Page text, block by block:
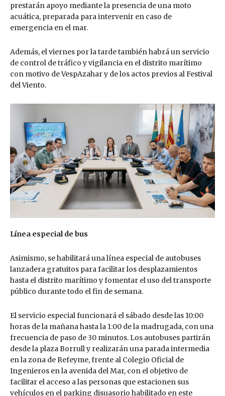
prestarán apoyo mediante la presencia de una moto
acuática, preparada para intervenir en caso de
emergencia en el mar.
Además, el viernes por la tarde también habrá un servicio
de control de tráfico y vigilancia en el distrito marítimo
con motivo de VespAzahar y de los actos previos al Festival
del Viento.
Línea especial de bus
Asimismo, se habilitará una línea especial de autobuses
lanzadera gratuitos para facilitar los desplazamientos
hasta el distrito marítimo y fomentar el uso del transporte
público durante todo el fin de semana.
El servicio especial funcionará el sábado desde las 10:00
horas de la mañana hasta la 1:00 de la madrugada, con una
frecuencia de paso de 30 minutos. Los autobuses partirán
desde la plaza Borrull y realizarán una parada intermedia
en la zona de Refeyme, frente al Colegio Oficial de
Ingenieros en la avenida del Mar, con el objetivo de
facilitar el acceso a las personas que estacionen sus
vehículos en el parking disuasorio habilitado en este